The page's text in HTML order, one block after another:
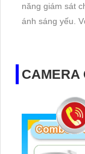
năng giám sát
ánh sáng yếu. Với 2 HDD và công nghệ IP tiên tiến, thiết
CAMERA